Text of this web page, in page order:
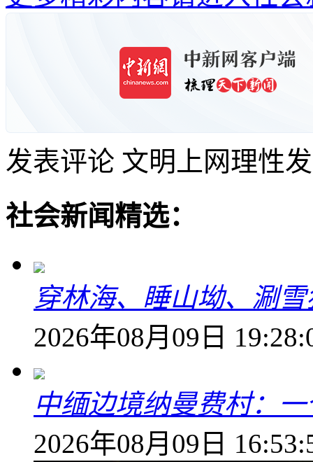
发表评论 文明上网理性
社会新闻精选：
穿林海、睡山坳、涮
2026年08月09日
中缅边境纳曼费村：
2026年08月09日